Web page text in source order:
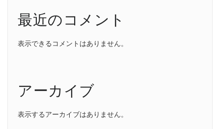
最近のコメント
表示できるコメントはありません。
アーカイブ
表示するアーカイブはありません。